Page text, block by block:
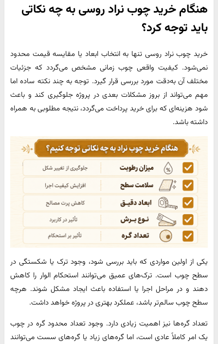
هنگام خرید چوب نراد روسی به چه نکاتی
باید توجه کرد؟
خرید چوب نراد روسی تنها به انتخاب ابعاد یا مقایسه قیمت محدود
نمی‌شود. کیفیت واقعی چوب زمانی مشخص می‌گردد که جزئیات
مختلف آن به‌دقت مورد بررسی قرار گیرد. توجه به چند نکته ساده اما
مهم می‌تواند از بروز مشکلات بعدی در پروژه جلوگیری کند و باعث
شود هزینه‌ای که برای خرید پرداخت می‌گردد، نتیجه مطلوبی به همراه
داشته باشد.
یکی از اولین مواردی که باید بررسی شود، وجود ترک یا شکستگی در
سطح چوب است. ترک‌های عمیق می‌توانند استحکام الوار را کاهش
دهند و در مراحل اجرا یا استفاده باعث ایجاد مشکل شوند. هرچه
سطح چوب سالم‌تر باشد، عملکرد بهتری در پروژه خواهد داشت.
تعداد گره‌ها نیز اهمیت زیادی دارد. وجود تعداد محدود گره در چوب
یک امر کاملاً عادی است، اما گره‌های زیاد یا گره‌های سست می‌توانند